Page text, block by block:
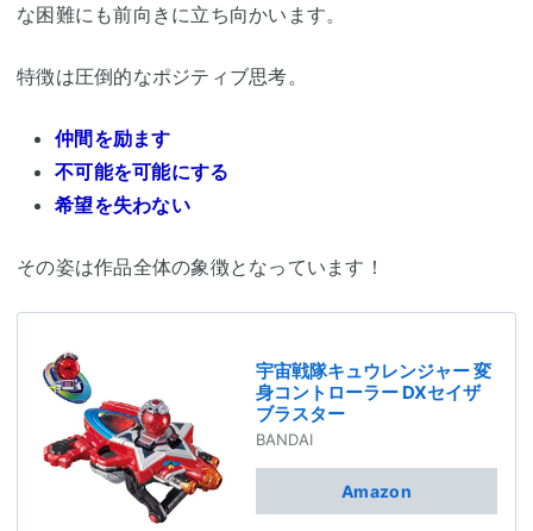
な困難にも前向きに立ち向かいます。
特徴は圧倒的なポジティブ思考。
仲間を励ます
不可能を可能にする
希望を失わない
その姿は作品全体の象徴となっています！
宇宙戦隊キュウレンジャー 変
身コントローラー DXセイザ
ブラスター
BANDAI
Amazon